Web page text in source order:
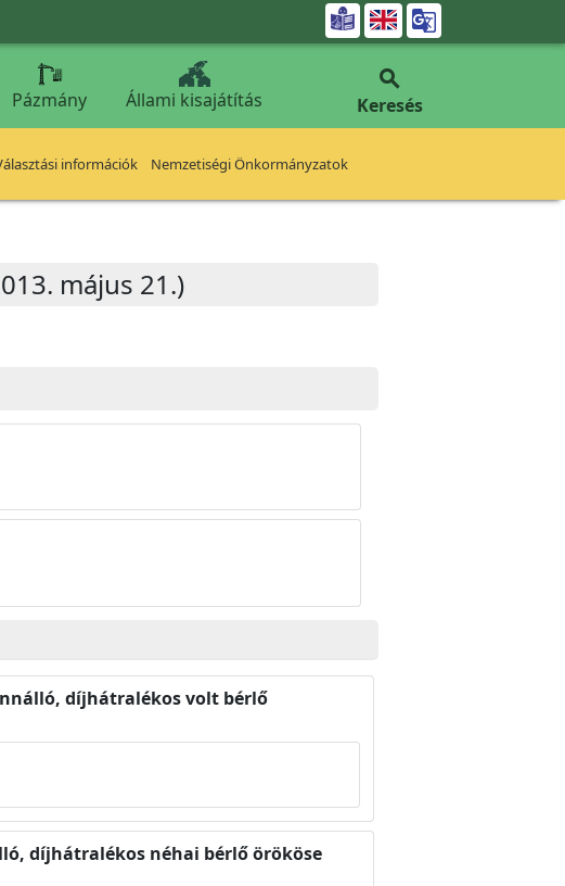

Pázmány Állami kisajátítás

Keresés
információk Nemzetiségi Önkormányzatok
május 21.)
díjhátralékos volt bérlő
díjhátralékos néhai bérlő örököse